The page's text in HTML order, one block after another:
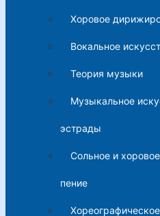
Хоровое
Вокальное
Теория музыки
Музыкальное
эстрады
Сольное и
пение